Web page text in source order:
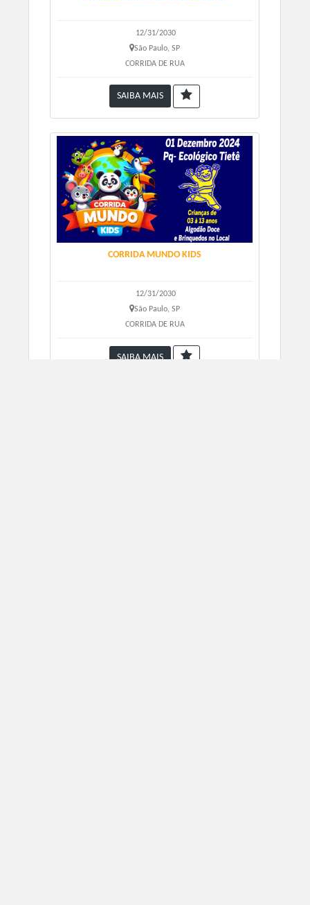
12/31/2030
São Paulo, SP
CORRIDA DE RUA
SAIBA MAIS
CORRIDA MUNDO KIDS
12/31/2030
São Paulo, SP
CORRIDA DE RUA
SAIBA MAIS